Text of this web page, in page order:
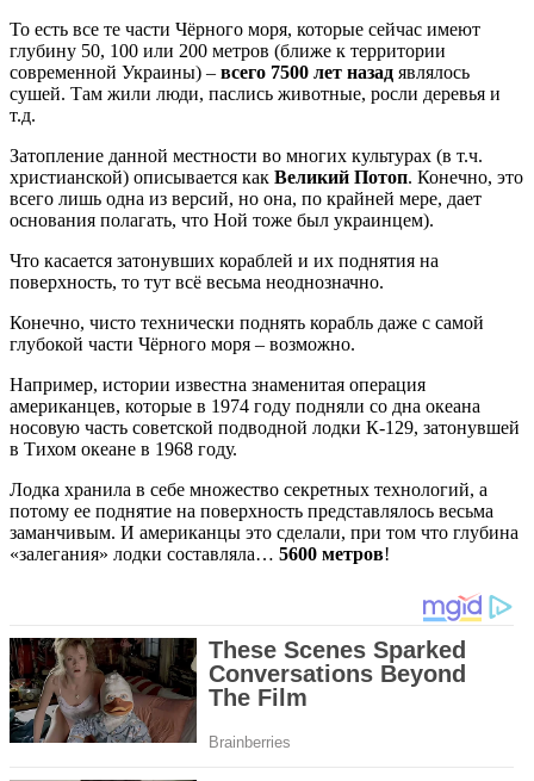
То есть все те части Чёрного моря, которые сейчас имеют
глубину 50, 100 или 200 метров (ближе к территории
современной Украины) – всего 7500 лет назад являлось
сушей. Там жили люди, паслись животные, росли деревья и
т.д.
Затопление данной местности во многих культурах (в т.ч.
христианской) описывается как Великий Потоп. Конечно, это
всего лишь одна из версий, но она, по крайней мере, дает
основания полагать, что Ной тоже был украинцем).
Что касается затонувших кораблей и их поднятия на
поверхность, то тут всё весьма неоднозначно.
Конечно, чисто технически поднять корабль даже с самой
глубокой части Чёрного моря – возможно.
Например, истории известна знаменитая операция
американцев, которые в 1974 году подняли со дна океана
носовую часть советской подводной лодки К-129, затонувшей
в Тихом океане в 1968 году.
Лодка хранила в себе множество секретных технологий, а
потому ее поднятие на поверхность представлялось весьма
заманчивым. И американцы это сделали, при том что глубина
«залегания» лодки составляла… 5600 метров!